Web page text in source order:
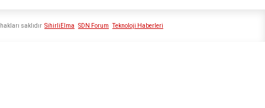
SihirliElma SDN Forum Teknoloji Haberleri
saklıdır